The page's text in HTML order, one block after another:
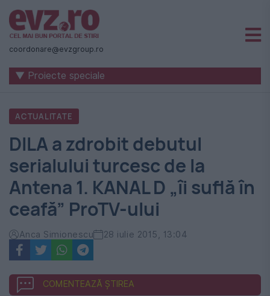
Știri
naționale
internaționale
România
-
Evenimentul
Zilei
coordonare@evzgroup.ro
▼ Proiecte speciale
ACTUALITATE
DILA a zdrobit debutul
serialului turcesc de la
Antena 1. KANAL D „îi suflă în
ceafă” ProTV-ului
Anca Simionescu 28 iulie 2015, 13:04
COMENTEAZĂ ȘTIREA